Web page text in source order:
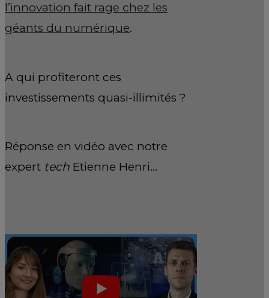
l’innovation fait rage chez les
géants du numérique.
A qui profiteront ces
investissements quasi-illimités ?
Réponse en vidéo avec notre
expert tech Etienne Henri…